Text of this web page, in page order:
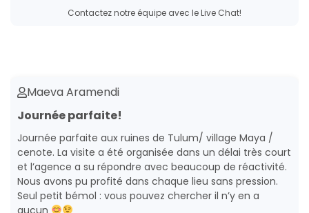
Contactez notre équipe avec le Live Chat!
Maeva Aramendi
Journée parfaite!
Journée parfaite aux ruines de Tulum/ village Maya /
cenote. La visite a été organisée dans un délai très court
et l’agence a su répondre avec beaucoup de réactivité.
Nous avons pu profité dans chaque lieu sans pression.
Seul petit bémol : vous pouvez chercher il n’y en a
aucun